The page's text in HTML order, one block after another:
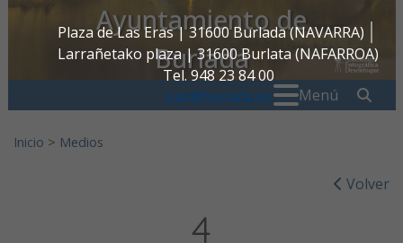
Plaza de Las Eras | 31600 Burlada (NAVARRA)
Larrañetako plaza | 31600 Burlata (NAFARROA)
Tel. 948 23 84 00
oac@burlada.es
Ayuntamiento de
Burlada
Menú
Inicio > Medios
Volver
4